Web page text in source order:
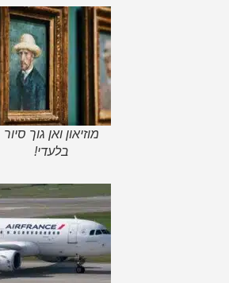
מוזיאון ואן גוך סיור
בלעדי!